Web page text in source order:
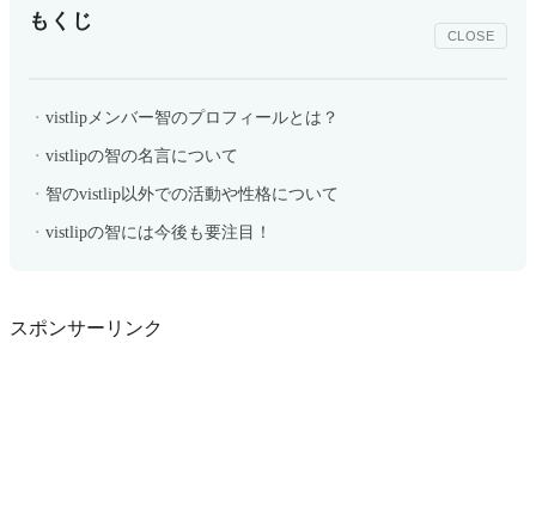
もくじ
CLOSE
vistlipメンバー智のプロフィールとは？
vistlipの智の名言について
智のvistlip以外での活動や性格について
vistlipの智には今後も要注目！
スポンサーリンク